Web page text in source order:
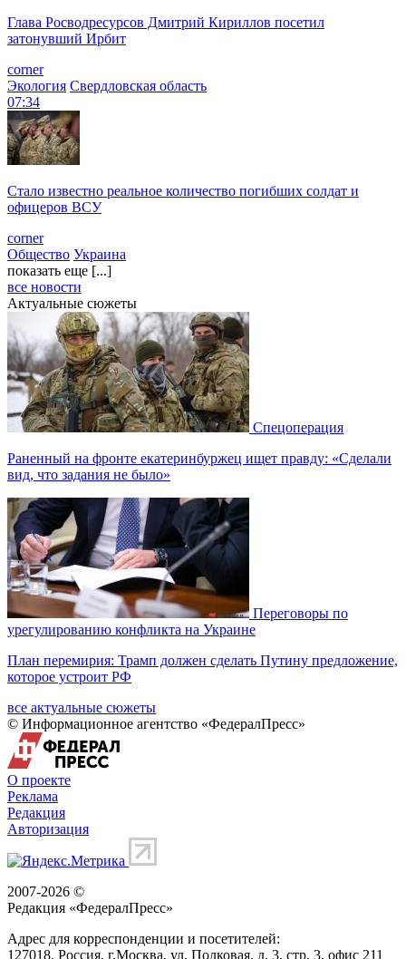
Глава Росводресурсов Дмитрий Кириллов посетил
затонувший Ирбит
corner
Экология Свердловская область
07:34
Стало известно реальное количество погибших солдат и
офицеров ВСУ
corner
Общество Украина
показать еще [...]
все новости
Актуальные сюжеты
Спецоперация
Раненный на фронте екатеринбуржец ищет правду: «Сделали
вид, что задания не было»
Переговоры по
урегулированию конфликта на Украине
План перемирия: Трамп должен сделать Путину предложение,
которое устроит РФ
все актуальные сюжеты
© Информационное агентство «ФедералПресс»
О проекте
Реклама
Редакция
Авторизация
2007-2026 ©
Редакция «ФедералПресс»
Адрес для корреспонденции и посетителей:
127018, Россия, г.Москва, ул. Полковая, д. 3, стр. 3, офис 211